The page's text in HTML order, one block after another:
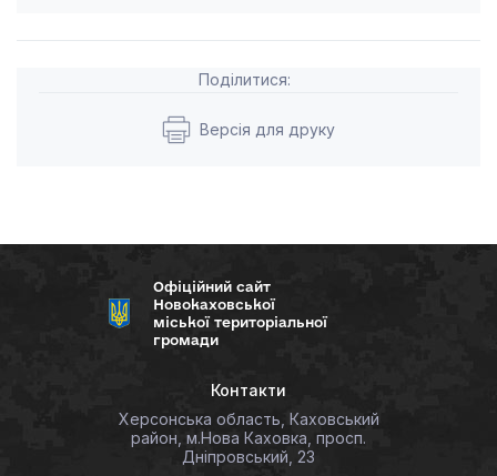
Поділитися:
Версія для друку
Офіційний сайт
Новокаховської
міської територіальної
громади
Контакти
Херсонська область, Каховський
район, м.Нова Каховка, просп.
Дніпровський, 23